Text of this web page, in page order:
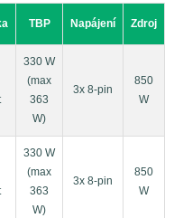
TBP Napájení Zdroj
330 W
(max
363
W)
3x 8-pin
850
W
330 W
(max
363
W)
3x 8-pin
850
W